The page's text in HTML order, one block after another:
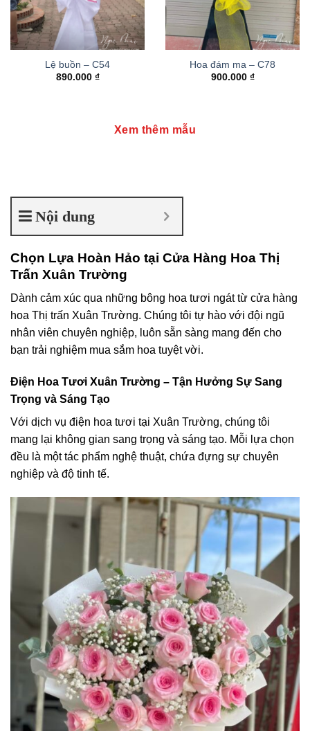
Lệ buồn – C54
890.000 ₫
Hoa đám ma – C78
900.000 ₫
Xem thêm mẫu
Nội dung
Chọn Lựa Hoàn Hảo tại Cửa Hàng Hoa Thị
Trấn Xuân Trường
Dành cảm xúc qua những bông hoa tươi ngát từ cửa hàng
hoa Thị trấn Xuân Trường. Chúng tôi tự hào với đội ngũ
nhân viên chuyên nghiệp, luôn sẵn sàng mang đến cho
bạn trải nghiệm mua sắm hoa tuyệt vời.
Điện Hoa Tươi Xuân Trường – Tận Hưởng Sự Sang
Trọng và Sáng Tạo
Với dịch vụ điện hoa tươi tại Xuân Trường, chúng tôi
mang lại không gian sang trọng và sáng tạo. Mỗi lựa chọn
đều là một tác phẩm nghệ thuật, chứa đựng sự chuyên
nghiệp và độ tinh tế.